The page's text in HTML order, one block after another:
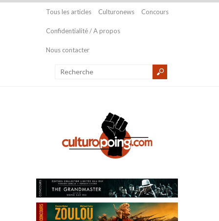
Tous les articles Culturonews Concours
Confidentialité / A propos
Nous contacter